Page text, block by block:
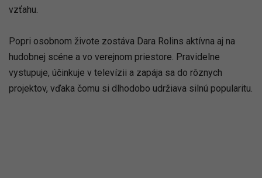
vzťahu.
Popri osobnom živote zostáva Dara Rolins aktívna aj na
hudobnej scéne a vo verejnom priestore. Pravidelne
vystupuje, účinkuje v televízii a zapája sa do rôznych
projektov, vďaka čomu si dlhodobo udržiava silnú popularitu.